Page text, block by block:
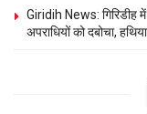
Giridih News: गिरिडीह
अपराधियों को दबोचा,